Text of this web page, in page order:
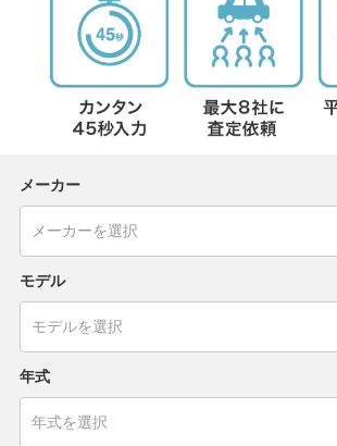
メーカー
モデル
年式